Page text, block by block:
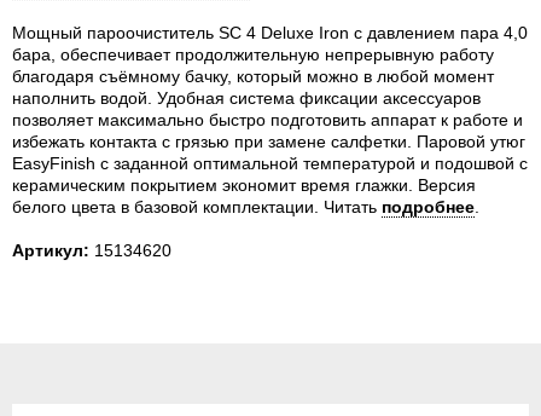
Мощный пароочиститель SC 4 Deluxe Iron с давлением пара 4,0
бара, обеспечивает продолжительную непрерывную работу
благодаря съёмному бачку, который можно в любой момент
наполнить водой. Удобная система фиксации аксессуаров
позволяет максимально быстро подготовить аппарат к работе и
избежать контакта с грязью при замене салфетки. Паровой утюг
EasyFinish с заданной оптимальной температурой и подошвой с
керамическим покрытием экономит время глажки. Версия
белого цвета в базовой комплектации.
Читать подробнее
Артикул: 15134620